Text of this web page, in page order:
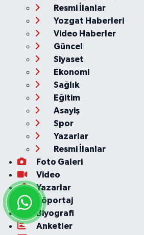
Resmi İlanlar
Yozgat Haberleri
Video Haberler
Güncel
Siyaset
Ekonomi
Sağlık
Eğitim
Asayiş
Spor
Yazarlar
Resmi İlanlar
Foto Galeri
Video
Yazarlar
Röportaj
Biyografi
Anketler